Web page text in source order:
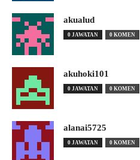
akualud
0 JAWATAN 0 KOMEN
akuhoki101
0 JAWATAN 0 KOMEN
alanai5725
0 JAWATAN 0 KOMEN